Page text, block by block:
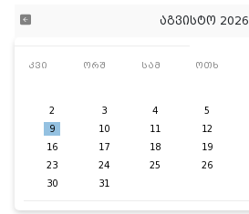
აგვისტო 2026
კვი ორშ სამ ოთხ
2
3 4 5
9
10 11 12
16
17 18 19
23
24 25 26
30
31